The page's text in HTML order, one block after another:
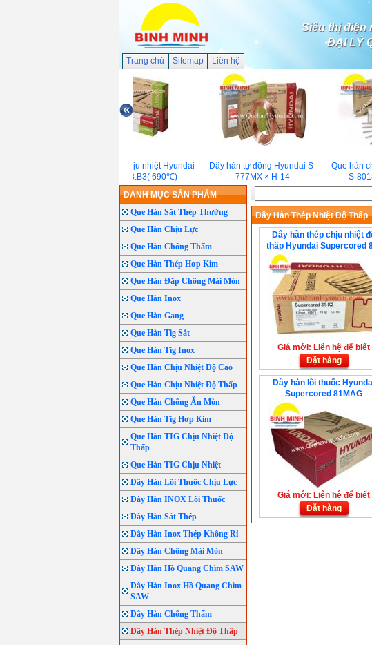
Siêu thị điện
ĐẠI LÝ
Trang chủ Sitemap Liên hệ
Que hàn chịu nhiệt Hyundai
S-9018.B3( 690℃)
Dây hàn tự động Hyundai S-
777MX × H-14
Que hàn
S-
DANH MỤC SẢN PHẨM
Que Hàn Sắt Thép Thường
Que Hàn Chịu Lực
Que Hàn Chống Thấm
Que Hàn Thép Hơp Kim
Que Hàn Đắp Chống Mài Mòn
Que Hàn Inox
Que Hàn Gang
Que Hàn Tig Sắt
Que Hàn Tig Inox
Que Hàn Chịu Nhiệt Độ Cao
Que Hàn Chịu Nhiệt Độ Thấp
Que Hàn Chống Ăn Mòn
Que Hàn Tig Hơp Kim
Que Hàn TIG Chịu Nhiệt Độ
Thấp
Que Hàn TIG Chịu Nhiệt
Dây Hàn Lõi Thuốc Chịu Lực
Dây Hàn INOX Lõi Thuốc
Dây Hàn Sắt Thép
Dây Hàn Inox Thép Không Rỉ
Dây Hàn Chống Mài Mòn
Dây Hàn Hồ Quang Chìm SAW
Dây Hàn Inox Hồ Quang Chìm
SAW
Dây Hàn Chống Thấm
Dây Hàn Thép Nhiệt Độ Thấp
Dây Hàn Thép Nhiệt Độ Thấp
Dây hàn thép chịu nhiệt
thấp Hyundai Supercored
Giá mới: Liên hệ để biết
Đặt hàng
Dây hàn lõi thuốc
Supercored 81MAG
Giá mới: Liên hệ để biết
Đặt hàng